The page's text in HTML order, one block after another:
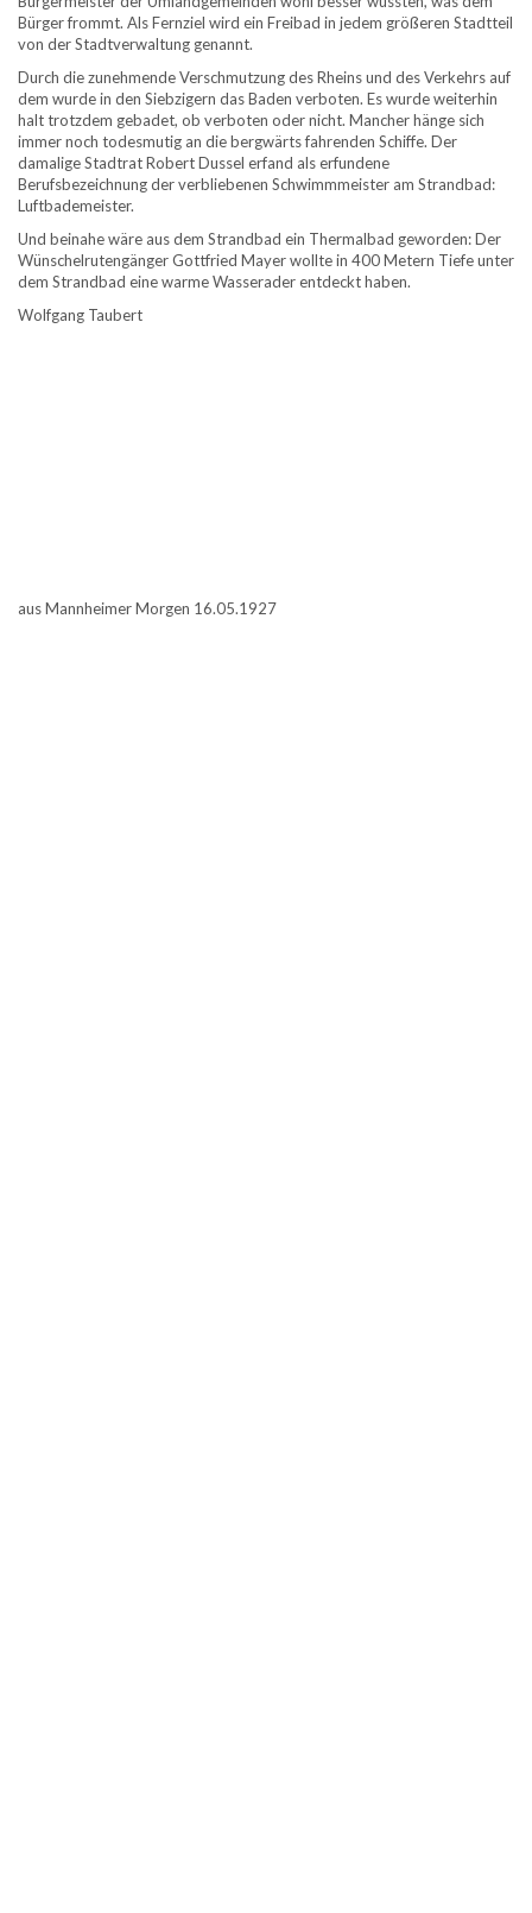
Bürger frommt. Als Fernziel wird ein Freibad in jedem größeren Stadtteil
von der Stadtverwaltung genannt.
Durch die zunehmende Verschmutzung des Rheins und des Verkehrs auf
dem wurde in den Siebzigern das Baden verboten. Es wurde weiterhin
halt trotzdem gebadet, ob verboten oder nicht. Mancher hänge sich
immer noch todesmutig an die bergwärts fahrenden Schiffe. Der
damalige Stadtrat Robert Dussel erfand als erfundene
Berufsbezeichnung der verbliebenen Schwimmmeister am Strandbad:
Luftbademeister.
Und beinahe wäre aus dem Strandbad ein Thermalbad geworden: Der
Wünschelrutengänger Gottfried Mayer wollte in 400 Metern Tiefe unter
dem Strandbad eine warme Wasserader entdeckt haben.
Wolfgang Taubert
aus Mannheimer Morgen 16.05.1927